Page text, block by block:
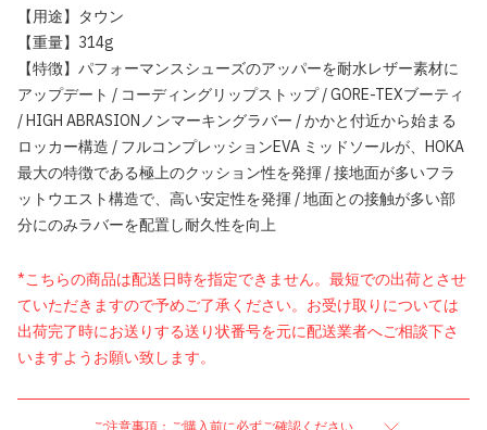
【用途】タウン
【重量】314g
【特徴】パフォーマンスシューズのアッパーを耐水レザー素材に
アップデート / コーディングリップストップ / GORE-TEXブーティ
/ HIGH ABRASIONノンマーキングラバー / かかと付近から始まる
ロッカー構造 / フルコンプレッションEVA ミッドソールが、HOKA
最大の特徴である極上のクッション性を発揮 / 接地面が多いフラ
ットウエスト構造で、高い安定性を発揮 / 地面との接触が多い部
分にのみラバーを配置し耐久性を向上
*こちらの商品は配送日時を指定できません。最短での出荷とさせ
ていただきますので予めご了承ください。お受け取りについては
出荷完了時にお送りする送り状番号を元に配送業者へご相談下さ
いますようお願い致します。
ご注意事項：ご購入前に必ずご確認ください